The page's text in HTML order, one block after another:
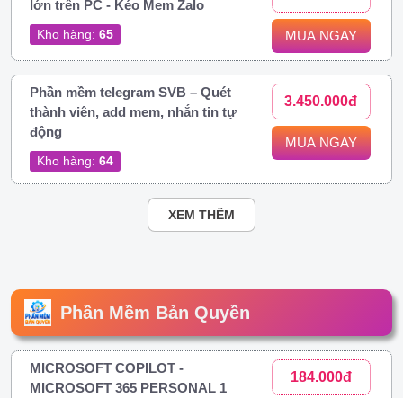
lớn trên PC - Kéo Mem Zalo
Kho hàng: 65 MUA NGAY
Phần mềm telegram SVB – Quét
thành viên, add mem, nhắn tin tự
động
Kho hàng: 64
3.450.000đ
MUA NGAY
XEM THÊM
Phần Mềm Bản Quyền
MICROSOFT COPILOT -
MICROSOFT 365 PERSONAL 1
184.000đ